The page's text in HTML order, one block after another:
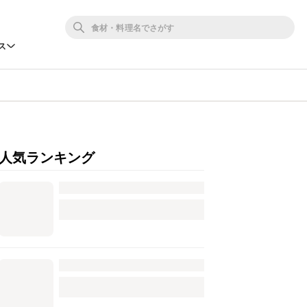
人気ランキング